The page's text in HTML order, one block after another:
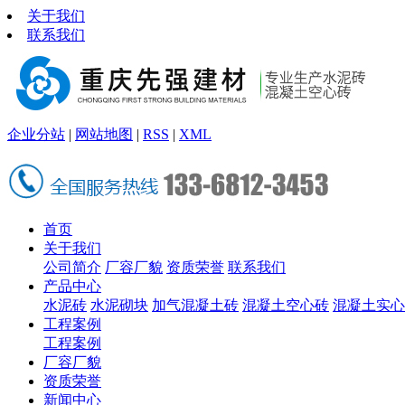
关于我们
联系我们
企业分站 | 网站地图 | RSS | XML
首页
关于我们
公司简介 厂容厂貌 资质荣誉 联系我们
产品中心
水泥砖 水泥砌块 加气混凝土砖 混凝土空心砖 混凝土实
工程案例
工程案例
厂容厂貌
资质荣誉
新闻中心